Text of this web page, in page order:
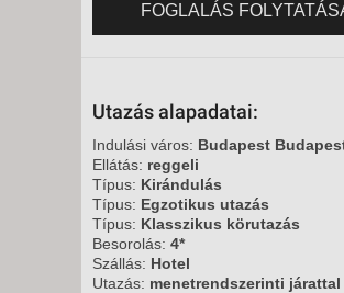
FOGLALÁS
Utazás alapadatai:
Indulási város: Budapest
Ellátás: reggeli
Típus: Kirándulás
Típus: Egzotikus utazás
Típus: Klasszikus körutazás
Besorolás: 4*
Szállás: Hotel
Utazás: menetrendszerinti járattal